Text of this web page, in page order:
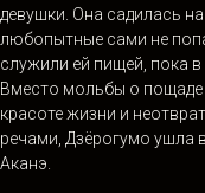
девушки. Она садилась
любопытные сами не
служили ей пищей, пока в
Вместо мольбы о
красоте жизни и
речами, Дзёрогумо ушла
Аканэ.